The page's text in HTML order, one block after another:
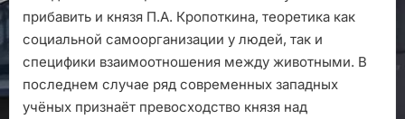
прибавить и князя П.А. Кропоткина, теоретика как
социальной самоорганизации у людей, так и
специфики взаимоотношения между животными. В
последнем случае ряд современных западных
учёных признаёт превосходство князя над